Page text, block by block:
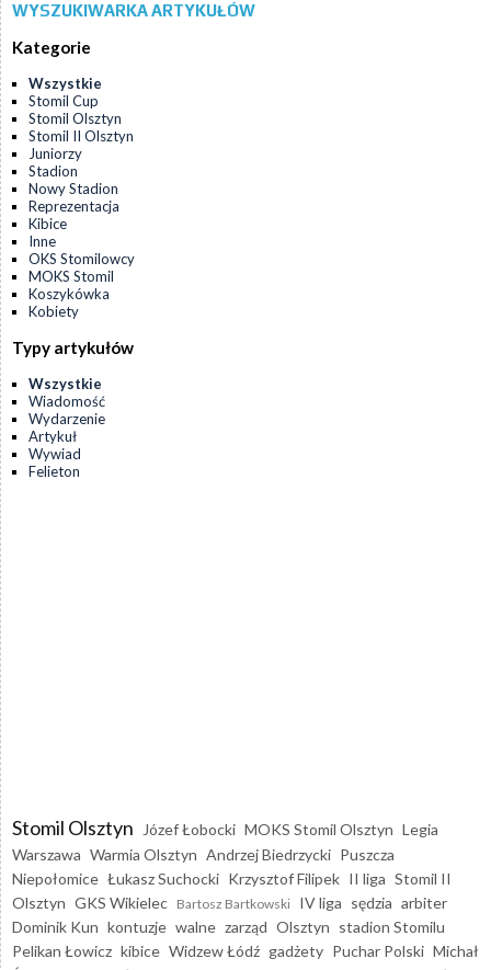
WYSZUKIWARKA ARTYKUŁÓW
Kategorie
Wszystkie
Stomil Cup
Stomil Olsztyn
Stomil II Olsztyn
Juniorzy
Stadion
Nowy Stadion
Reprezentacja
Kibice
Inne
OKS Stomilowcy
MOKS Stomil
Koszykówka
Kobiety
Typy artykułów
Wszystkie
Wiadomość
Wydarzenie
Artykuł
Wywiad
Felieton
Stomil Olsztyn Józef Łobocki MOKS Stomil Olsztyn Legia
Warszawa Warmia Olsztyn Andrzej Biedrzycki Puszcza
Niepołomice Łukasz Suchocki Krzysztof Filipek II liga Stomil II
Olsztyn GKS Wikielec Bartosz Bartkowski IV liga sędzia arbiter
Dominik Kun kontuzje walne zarząd Olsztyn stadion Stomilu
Pelikan Łowicz kibice Widzew Łódź gadżety Puchar Polski Michał